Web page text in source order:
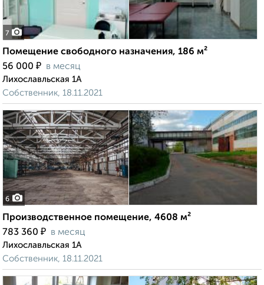
7
Помещение свободного назначения, 186 м²
56 000 ₽ в месяц
Лихославльская 1А
Собственник, 18.11.2021
6
Производственное помещение, 4608 м²
783 360 ₽ в месяц
Лихославльская 1А
Собственник, 18.11.2021